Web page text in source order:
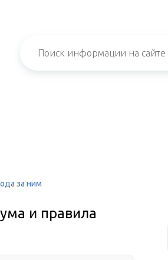
за ним
и правила